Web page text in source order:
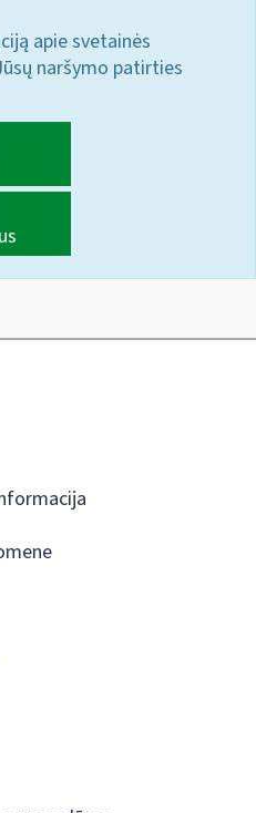
apie svetainės
naršymo patirties